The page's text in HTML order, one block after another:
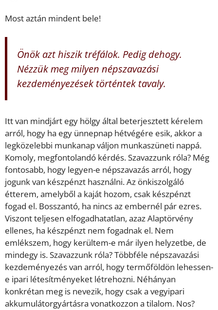
Most aztán mindent bele!
Önök azt hiszik tréfálok. Pedig dehogy.
Nézzük meg milyen népszavazási
kezdeményezések történtek tavaly.
Itt van mindjárt egy hölgy által beterjesztett kérelem
arról, hogy ha egy ünnepnap hétvégére esik, akkor a
legközelebbi munkanap váljon munkaszüneti nappá.
Komoly, megfontolandó kérdés. Szavazzunk róla? Még
fontosabb, hogy legyen-e népszavazás arról, hogy
jogunk van készpénzt használni. Az önkiszolgáló
étterem, amelyből a kaját hozom, csak készpénzt
fogad el. Bosszantó, ha nincs az embernél pár ezres.
Viszont teljesen elfogadhatatlan, azaz Alaptörvény
ellenes, ha készpénzt nem fogadnak el. Nem
emlékszem, hogy kerültem-e már ilyen helyzetbe, de
mindegy is. Szavazzunk róla? Többféle népszavazási
kezdeményezés van arról, hogy termőföldön lehessen-
e ipari létesítményeket létrehozni. Néhányan
konkrétan meg is nevezik, hogy csak a vegyipari
akkumulátorgyártásra vonatkozzon a tilalom. Nos?